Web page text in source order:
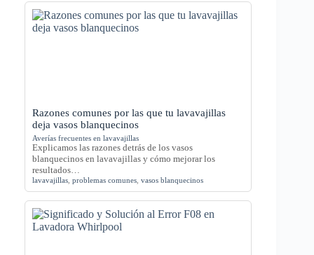
Razones comunes por las que tu lavavajillas
deja vasos blanquecinos
Averías frecuentes en lavavajillas
Explicamos las razones detrás de los vasos
blanquecinos en lavavajillas y cómo mejorar los
resultados…
lavavajillas problemas comunes vasos blanquecinos